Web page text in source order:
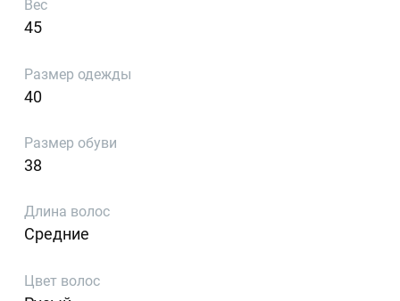
Вес
45
Размер одежды
40
Размер обуви
38
Длина волос
Средние
Цвет волос